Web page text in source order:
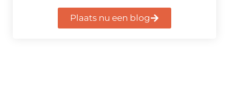
Plaats nu een blog